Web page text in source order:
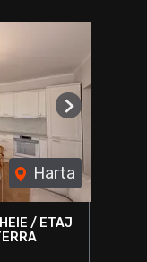
Harta
Next
/ ETAJ